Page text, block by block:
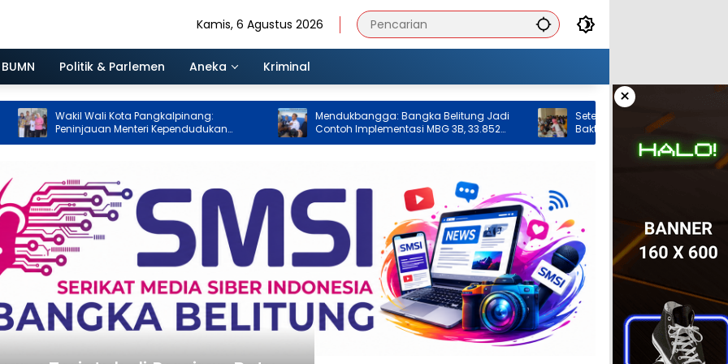
Kamis, 6 Agustus 2026
BUMN Politik & Parlemen Aneka Kriminal
×
Wakil Wali Kota Pangkalpinang:
Peninjauan Menteri Kependudukan
Pastikan SPPG Penuhi Standar Layanan
Mendukbangga: Bangka Belitung Jadi
Contoh Implementasi MBG 3B, 33.852
Bumil, Busui, dan Balita Terlayani
Setetes Darah, Sejuta Harapan: Bulan
Bakti HUT ke-50 PT Timah di Kundur
Kumpulkan 120 Kantong Darah